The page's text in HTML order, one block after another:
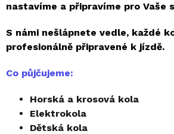
nastavíme a připravíme pro Vaše
S námi nešlápnete vedle, každé
profesionálně připravené k jízdě.
Co půjčujeme:
Horská a krosová kola
Elektrokola
Dětská kola